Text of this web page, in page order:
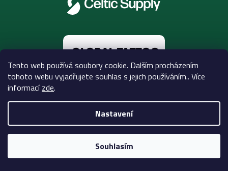
Tento web používá soubory cookie. Dalším procházením
tohoto webu vyjadřujete souhlas s jejich používáním.. Více
informacízde.
Nastavení
Souhlasím